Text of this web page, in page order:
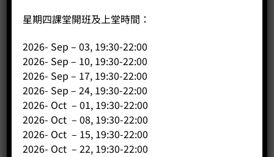
商店（產品）
星期四課堂開班及上堂時間：
2026- Sep – 03, 19:30-22:00
2026- Sep – 10, 19:30-22:00
2026- Sep – 17, 19:30-22:00
2026- Sep – 24, 19:30-22:00
2026- Oct – 01, 19:30-22:00
2026- Oct – 08, 19:30-22:00
2026- Oct – 15, 19:30-22:00
2026- Oct – 22, 19:30-22:00